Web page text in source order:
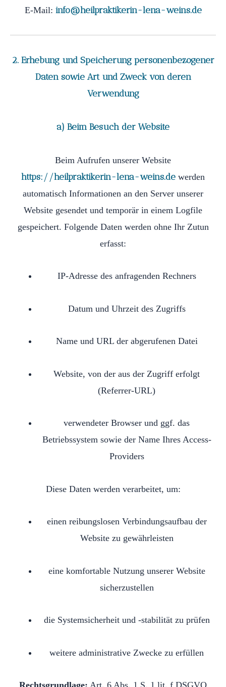
E-Mail: info@heilpraktikerin-lena-weins.de
2. Erhebung und Speicherung personenbezogener
Daten sowie Art und Zweck von deren
Verwendung
a) Beim Besuch der Website
Beim Aufrufen unserer Website
https://heilpraktikerin-lena-weins.de werden
automatisch Informationen an den Server unserer
Website gesendet und temporär in einem Logfile
gespeichert. Folgende Daten werden ohne Ihr Zutun
erfasst:
IP-Adresse des anfragenden Rechners
Datum und Uhrzeit des Zugriffs
Name und URL der abgerufenen Datei
Website, von der aus der Zugriff erfolgt
(Referrer-URL)
verwendeter Browser und ggf. das
Betriebssystem sowie der Name Ihres Access-
Providers
Diese Daten werden verarbeitet, um:
einen reibungslosen Verbindungsaufbau der
Website zu gewährleisten
eine komfortable Nutzung unserer Website
sicherzustellen
die Systemsicherheit und -stabilität zu prüfen
weitere administrative Zwecke zu erfüllen
Rechtsgrundlage: Art. 6 Abs. 1 S. 1 lit. f DSGVO